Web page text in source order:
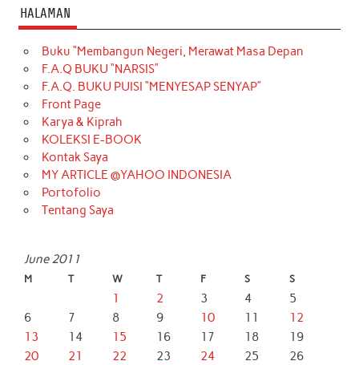
HALAMAN
Buku “Membangun Negeri, Merawat Masa Depan
F.A.Q BUKU “NARSIS”
F.A.Q. BUKU PUISI “MENYESAP SENYAP”
Front Page
Karya & Kiprah
KOLEKSI E-BOOK
Kontak Saya
MY ARTICLE @YAHOO INDONESIA
Portofolio
Tentang Saya
June 2011
M T W T F S S
1 2 3 4
5
6
7 8 9 10 11
12
13
14 15 16 17 18
19
20
21 22 23 24 25
26